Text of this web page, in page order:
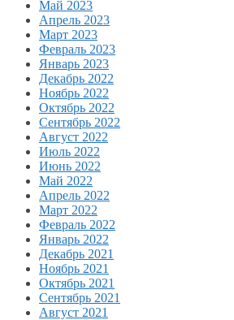
Май 2023
Апрель 2023
Март 2023
Февраль 2023
Январь 2023
Декабрь 2022
Ноябрь 2022
Октябрь 2022
Сентябрь 2022
Август 2022
Июль 2022
Июнь 2022
Май 2022
Апрель 2022
Март 2022
Февраль 2022
Январь 2022
Декабрь 2021
Ноябрь 2021
Октябрь 2021
Сентябрь 2021
Август 2021